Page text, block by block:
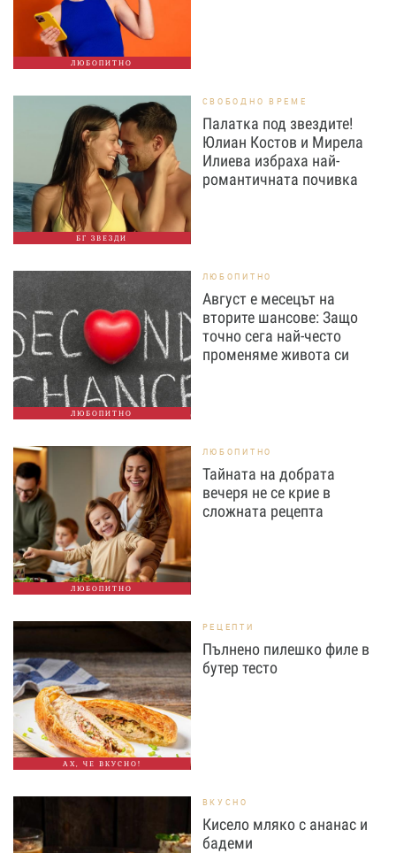
ЛЮБОПИТНО
БГ ЗВЕЗДИ
СВОБОДНО ВРЕМЕ
Палатка под звездите!
Юлиан Костов и Мирела
Илиева избраха най-
романтичната почивка
ЛЮБОПИТНО
ЛЮБОПИТНО
Август е месецът на
вторите шансове: Защо
точно сега най-често
променяме живота си
ЛЮБОПИТНО
ЛЮБОПИТНО
Тайната на добрата
вечеря не се крие в
сложната рецепта
АХ, ЧЕ ВКУСНО!
РЕЦЕПТИ
Пълнено пилешко филе в
бутер тесто
ВКУСНО
Кисело мляко с ананас и
бадеми